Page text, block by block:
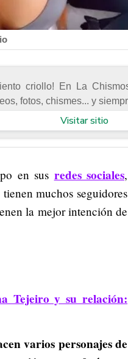
criollo! En La
fotos, chismes... y
Visitar sitio
en sus redes sociales,
muchos seguidores
la mejor intención de
Tejeiro y su relación:
varios personajes de